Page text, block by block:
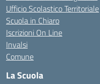
Ufficio Scolastico Territoriale
Scuola in Chiaro
Iscrizioni On Line
Invalsi
Comune
La Scuola